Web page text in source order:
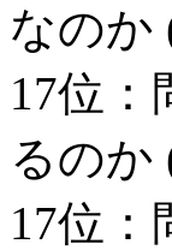
なのか
17位：
るのか
17位：